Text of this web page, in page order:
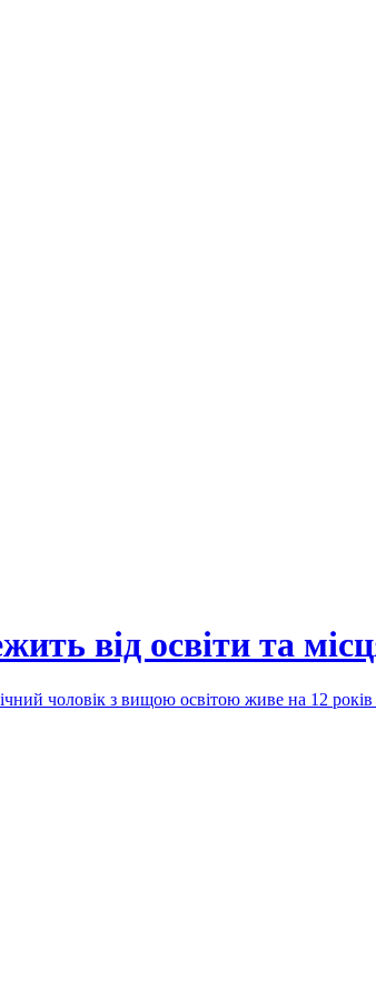
від освіти та
чоловік з вищою освітою живе на 12